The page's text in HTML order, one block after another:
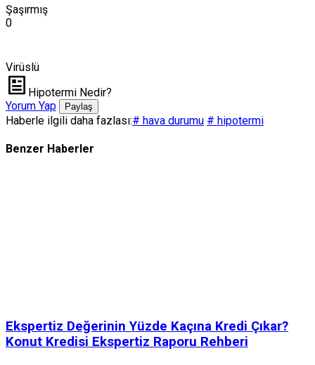
Şaşırmış
0
Virüslü
Hipotermi Nedir?
Yorum Yap
Paylaş
Haberle ilgili daha fazlası:# hava durumu # hipotermi
Benzer Haberler
Ekspertiz Değerinin Yüzde Kaçına Kredi Çıkar?
Konut Kredisi Ekspertiz Raporu Rehberi